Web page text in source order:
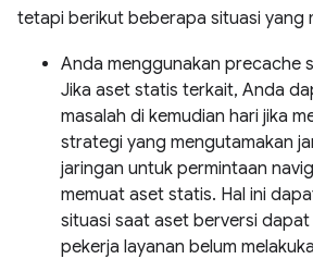
tetapi berikut beberapa situasi yang
Anda menggunakan precache
Jika aset statis terkait, Anda
masalah di kemudian hari jika
strategi yang mengutamakan
jaringan untuk permintaan
memuat aset statis. Hal ini
situasi saat aset berversi
pekerja layanan belum